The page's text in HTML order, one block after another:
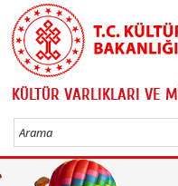
KÜLTÜR VARLIKLARI VE